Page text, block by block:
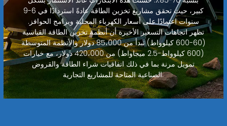
كبير، حيث تحقق مشاريع تخزين الطاقة عادةً استردادًا في 6-9
سنوات اعتمادًا على أسعار الكهرباء المحلية وبرامج الحوافز.
تظهر اتجاهات التسعير الأخيرة أن أنظمة تخزين الطاقة القياسية
(60-600 كيلوواط) تبدأ من 85،000 دولار والأنظمة المتوسطة
(600 كيلوواط-2.5 ميجاواط) من 420،000 دولار، مع خيارات
تمويل مرنة بما في ذلك اتفاقيات شراء الطاقة والقروض
الصناعية المتاحة للمشاريع التجارية.